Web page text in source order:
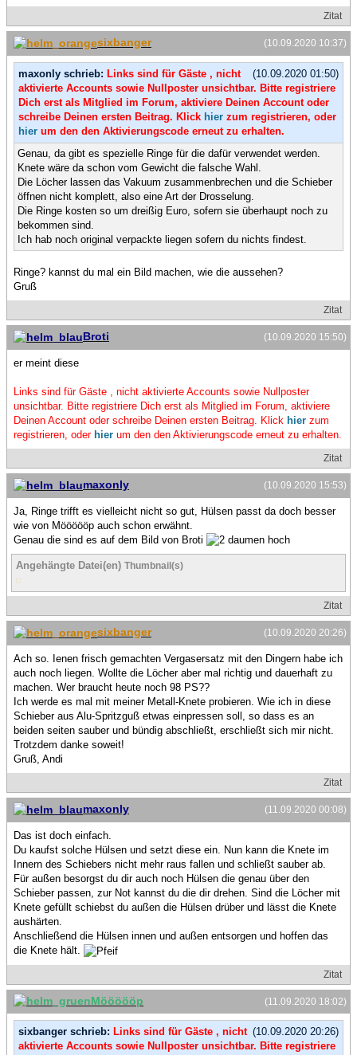
Zitat
(10.09.2020 10:37)
sixbanger
(10.09.2020 01:50)
maxonly schrieb: Links sind für Gäste , nicht
aktivierte Accounts sowie Nullposter unsichtbar. Bitte registriere
Dich erst als Mitglied im Forum, aktiviere Deinen Account oder
schreibe Deinen ersten Beitrag. Klick hier zum registrieren, oder
hier um den den Aktivierungscode erneut zu erhalten.
Genau, da gibt es spezielle Ringe für die dafür verwendet werden.
Knete wäre da schon vom Gewicht die falsche Wahl.
Die Löcher lassen das Vakuum zusammenbrechen und die Schieber
öffnen nicht komplett, also eine Art der Drosselung.
Die Ringe kosten so um dreißig Euro, sofern sie überhaupt noch zu
bekommen sind.
Ich hab noch original verpackte liegen sofern du nichts findest.
Ringe? kannst du mal ein Bild machen, wie die aussehen?
Gruß
Zitat
(10.09.2020 15:50)
Broti
er meint diese
Links sind für Gäste , nicht aktivierte Accounts sowie Nullposter
unsichtbar. Bitte registriere Dich erst als Mitglied im Forum, aktiviere
Deinen Account oder schreibe Deinen ersten Beitrag. Klick hier zum
registrieren, oder hier um den den Aktivierungscode erneut zu erhalten.
Zitat
(10.09.2020 15:53)
maxonly
Ja, Ringe trifft es vielleicht nicht so gut, Hülsen passt da doch besser
wie von Möööööp auch schon erwähnt.
Genau die sind es auf dem Bild von Broti
Angehängte Datei(en) Thumbnail(s)
Zitat
(10.09.2020 20:26)
sixbanger
Ach so. Ienen frisch gemachten Vergasersatz mit den Dingern habe ich
auch noch liegen. Wollte die Löcher aber mal richtig und dauerhaft zu
machen. Wer braucht heute noch 98 PS??
Ich werde es mal mit meiner Metall-Knete probieren. Wie ich in diese
Schieber aus Alu-Spritzguß etwas einpressen soll, so dass es an
beiden seiten sauber und bündig abschließt, erschließt sich mir nicht.
Trotzdem danke soweit!
Gruß, Andi
Zitat
(11.09.2020 00:08)
maxonly
Das ist doch einfach.
Du kaufst solche Hülsen und setzt diese ein. Nun kann die Knete im
Innern des Schiebers nicht mehr raus fallen und schließt sauber ab.
Für außen besorgst du dir auch noch Hülsen die genau über den
Schieber passen, zur Not kannst du die dir drehen. Sind die Löcher mit
Knete gefüllt schiebst du außen die Hülsen drüber und lässt die Knete
aushärten.
Anschließend die Hülsen innen und außen entsorgen und hoffen das
die Knete hält.
Zitat
(11.09.2020 18:02)
Möööööp
(10.09.2020 20:26)
sixbanger schrieb: Links sind für Gäste , nicht
aktivierte Accounts sowie Nullposter unsichtbar. Bitte registriere